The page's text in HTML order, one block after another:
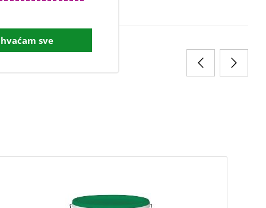
sve